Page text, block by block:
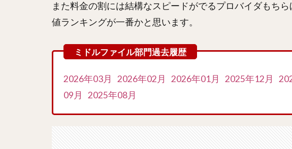
また料金の割には結構なスピードがでるプロバイダもち
値ランキングが一番かと思います。
2026年03月 2026年02月 2026年01月 2025年12月
09月
2025年08月